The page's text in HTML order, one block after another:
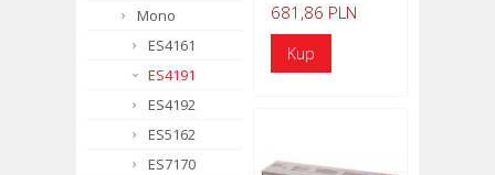
Mono
ES4161
ES4191
ES4192
ES5162
ES7170
681,86 PLN